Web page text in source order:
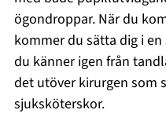
ögondroppar. När du
kommer du sätta dig i
du känner igen från
det utöver kirurgen som
sjuksköterskor.